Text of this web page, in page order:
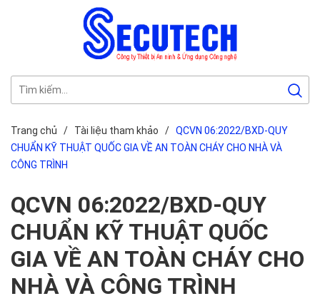
Trang chủ / Tài liệu tham khảo / QCVN 06:2022/BXD-QUY
CHUẨN KỸ THUẬT QUỐC GIA VỀ AN TOÀN CHÁY CHO NHÀ VÀ
CÔNG TRÌNH
QCVN 06:2022/BXD-QUY
CHUẨN KỸ THUẬT QUỐC
GIA VỀ AN TOÀN CHÁY CHO
NHÀ VÀ CÔNG TRÌNH